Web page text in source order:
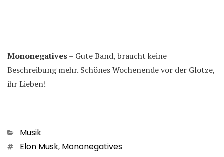
Mononegatives– Gute Band, braucht keine
Beschreibung mehr. Schönes Wochenende vor der Glotze,
ihr Lieben!
Kategorien
Musik
Schlagwörter
Elon Musk, Mononegatives